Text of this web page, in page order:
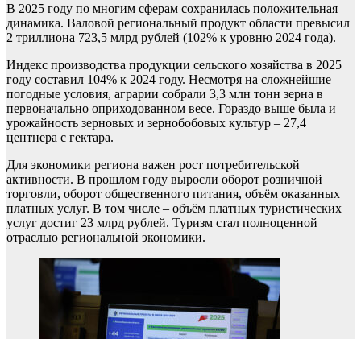
В 2025 году по многим сферам сохранилась положительная
динамика. Валовой региональный продукт области превысил
2 триллиона 723,5 млрд рублей (102% к уровню 2024 года).
Индекс производства продукции сельского хозяйства в 2025
году составил 104% к 2024 году. Несмотря на сложнейшие
погодные условия, аграрии собрали 3,3 млн тонн зерна в
первоначально оприходованном весе. Гораздо выше была и
урожайность зерновых и зернобобовых культур – 27,4
центнера с гектара.
Для экономики региона важен рост потребительской
активности. В прошлом году выросли оборот розничной
торговли, оборот общественного питания, объём оказанных
платных услуг. В том числе – объём платных туристических
услуг достиг 23 млрд рублей. Туризм стал полноценной
отраслью региональной экономики.